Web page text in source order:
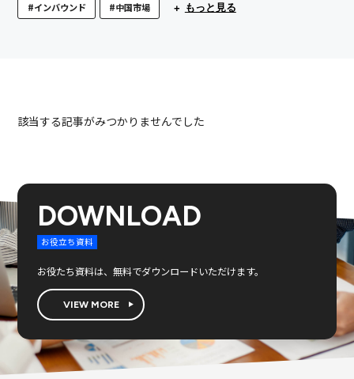
中国SNSアカウントコンサルティグ、運用
中国インフルエンサーマーケティング
コンテンツコミュニケーション
#インバウンド #中国市場 もっと見る
該当する記事がみつかりませんでした
DOWNLOAD
お役立ち資料
お役たち資料は、無料でダウンロードいただけます。
VIEW MORE